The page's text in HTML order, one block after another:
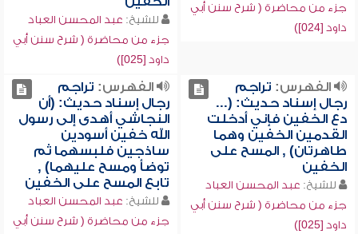
جزء من محاضرة ( شرح سنن أبي
داود [024])
للشيخ: عبد المحسن العباد
جزء من محاضرة ( شرح سنن أبي
داود [025])
الفهرس: تراجم
رجال إسناد حديث: (...
دع الخفين فإني أدخلت
القدمين الخفين وهما
طاهرتان) , المسح على
الخفين
للشيخ: عبد المحسن العباد
جزء من محاضرة ( شرح سنن أبي
داود [025])
الفهرس: تراجم
رجال إسناد حديث: (أن
النجاشي أهدى إلى رسول
الله خفين أسودين
ساذجين فلبسهما ثم
توضأ ومسح عليهما) ,
تابع المسح على الخفين
للشيخ: عبد المحسن العباد
جزء من محاضرة ( شرح سنن أبي